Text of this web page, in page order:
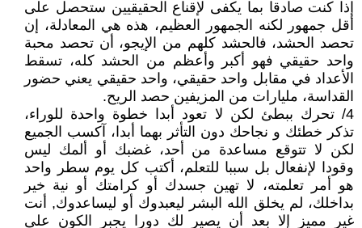
إذا كنت صادقا بما يكفى لإقناع الحقيقيين ستحصل على
أقل جمهور لكنه الجمهور العظيم، هذه هي المعادلة، إن
تحصد الحشد، فالحشد كلهم من الإيجو، أن تحصد محبة
واحد حقيقي فهو أكبر وأعظم من الحشد كله، تسقط
الأعداد في مقابل واحد حقيقي، واحد حقيقي يعني حضور
القداسة، مليارات من المزيفين حصد الريح.
4/ تحرك ببطئ لكن لا تعود أبدا خطوة واحدة للوراء،
تذكر خطئك و نجاحك دون التأثر بهما أبدا، آكسب الجميع
لكن لا تتوقع مساعدة من أحد، غضبك أو ألمك ليس
وقودا لإنفعال بل سببا للتعلم، أكتب كل يوم سطر واحد
هو أمر تعلمته، لا تهين جسدك أو كرامتك أو نية خير
بداخلك، لم يخلق الله البشر ليعبدوك أو ليساعدوك, أنت
غير مميز إلا بعد أن يصير لك دورا يجبر الكون على